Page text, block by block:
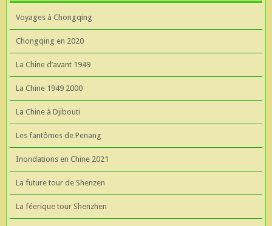
Voyages à Chongqing
Chongqing en 2020
La Chine d’avant 1949
La Chine 1949 2000
La Chine à Djibouti
Les fantômes de Penang
Inondations en Chine 2021
La future tour de Shenzen
La féerique tour Shenzhen